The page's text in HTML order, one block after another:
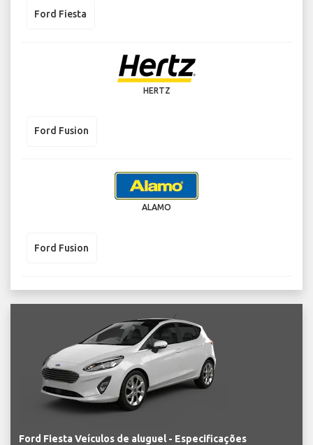
Ford Fiesta
HERTZ
Ford Fusion
ALAMO
Ford Fusion
Ford Fiesta Veículos de aluguel - Especificações